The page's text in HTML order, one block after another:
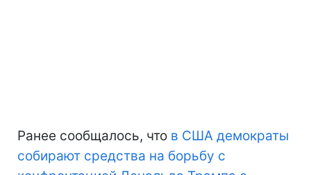
Ранее сообщалось, что в США демократы
собирают средства на борьбу с